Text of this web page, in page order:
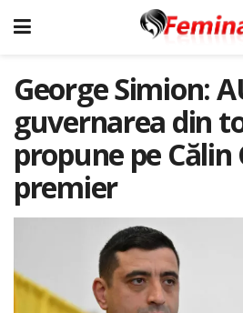
George Simion:
guvernarea din
propune pe Călin
premier